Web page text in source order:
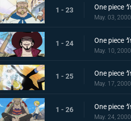
1 - 23
May. 03, 2000
1 - 24
May. 10, 2000
1 - 25
May. 17, 2000
1 - 26
May. 24, 2000